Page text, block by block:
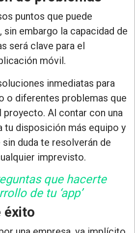
puntos que puede
sin embargo la capacidad de
será clave para el
móvil.
inmediatas para
o diferentes problemas que
proyecto. Al contar con una
tu disposición más equipo y
duda te resolverán de
imprevisto.
que hacerte
de tu ‘app’
éxito